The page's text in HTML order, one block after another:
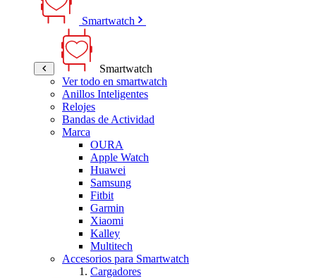
Smartwatch
Smartwatch
Ver todo en smartwatch
Anillos Inteligentes
Relojes
Bandas de Actividad
Marca
OURA
Apple Watch
Huawei
Samsung
Fitbit
Garmin
Xiaomi
Kalley
Multitech
Accesorios para Smartwatch
Cargadores